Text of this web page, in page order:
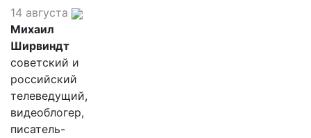
14 августа
Михаил
Ширвиндт
советский и
российский
телеведущий,
видеоблогер,
писатель-